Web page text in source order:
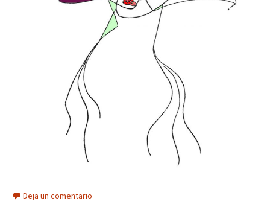
Deja un comentario